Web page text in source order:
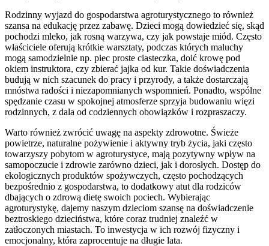
Rodzinny wyjazd do gospodarstwa agroturystycznego to również
szansa na edukację przez zabawę. Dzieci mogą dowiedzieć się, skąd
pochodzi mleko, jak rosną warzywa, czy jak powstaje miód. Często
właściciele oferują krótkie warsztaty, podczas których maluchy
mogą samodzielnie np. piec proste ciasteczka, doić krowę pod
okiem instruktora, czy zbierać jajka od kur. Takie doświadczenia
budują w nich szacunek do pracy i przyrody, a także dostarczają
mnóstwa radości i niezapomnianych wspomnień. Ponadto, wspólne
spędzanie czasu w spokojnej atmosferze sprzyja budowaniu więzi
rodzinnych, z dala od codziennych obowiązków i rozpraszaczy.
Warto również zwrócić uwagę na aspekty zdrowotne. Świeże
powietrze, naturalne pożywienie i aktywny tryb życia, jaki często
towarzyszy pobytom w agroturystyce, mają pozytywny wpływ na
samopoczucie i zdrowie zarówno dzieci, jak i dorosłych. Dostęp do
ekologicznych produktów spożywczych, często pochodzących
bezpośrednio z gospodarstwa, to dodatkowy atut dla rodziców
dbających o zdrową dietę swoich pociech. Wybierając
agroturystykę, dajemy naszym dzieciom szansę na doświadczenie
beztroskiego dzieciństwa, które coraz trudniej znaleźć w
zatłoczonych miastach. To inwestycja w ich rozwój fizyczny i
emocjonalny, która zaprocentuje na długie lata.